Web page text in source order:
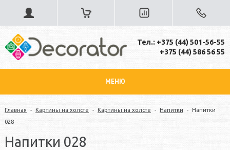
Тел.: +375 (44) 501-56-55
+375 (44) 586 56 55
МЕНЮ
Главная - Картины на холсте - Картины на холсте - Напитки - Напитки
028
Напитки 028